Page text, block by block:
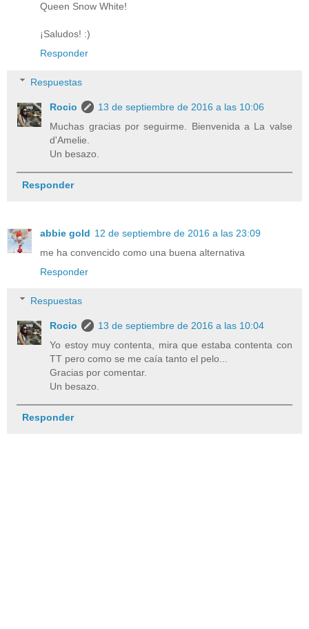
Queen Snow White!
¡Saludos! :)
Responder
Respuestas
Rocio
13 de septiembre de 2016 a las 10:06
Muchas gracias por seguirme. Bienvenida a La valse
d'Amelie.
Un besazo.
Responder
abbie gold 12 de septiembre de 2016 a las 23:09
me ha convencido como una buena alternativa
Responder
Respuestas
Rocio
13 de septiembre de 2016 a las 10:04
Yo estoy muy contenta, mira que estaba contenta con
TT pero como se me caía tanto el pelo...
Gracias por comentar.
Un besazo.
Responder